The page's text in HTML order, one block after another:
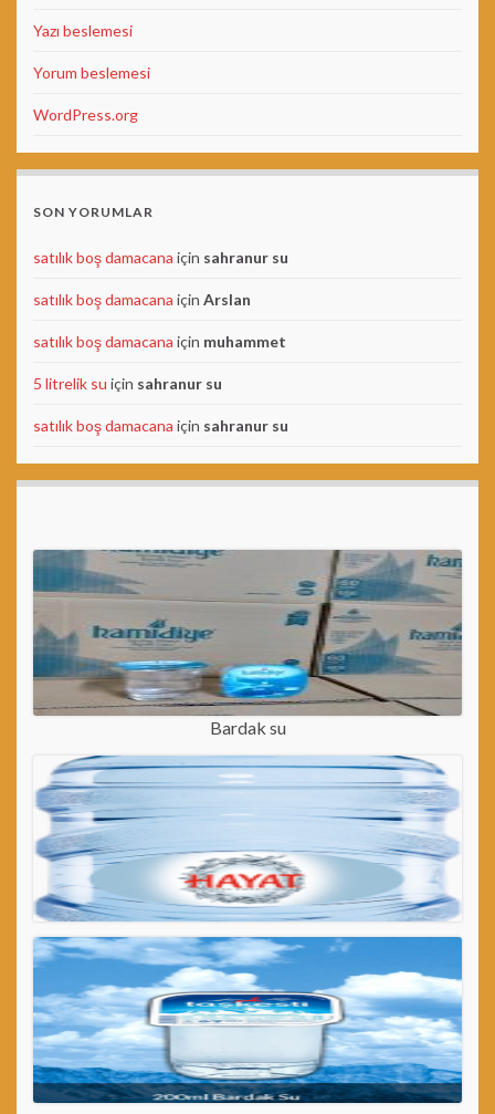
Yazı beslemesi
Yorum beslemesi
WordPress.org
SON YORUMLAR
satılık boş damacana için sahranur su
satılık boş damacana için Arslan
satılık boş damacana için muhammet
5 litrelik su için sahranur su
satılık boş damacana için sahranur su
Bardak su